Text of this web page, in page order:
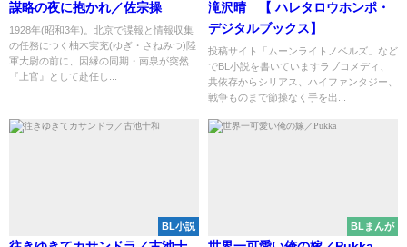
謀略の夜に抱かれ／佐宗操
1928年(昭和3年)。北京で諜報と情報収集
の任務につく柚木実充(ゆぎ・さねみつ)陸
軍大尉の前に、因縁の同期・南泉が突然
『上官』として赴任し...
滝沢晴 【 ハレタロウホンポ・
デジタルブックス】
投稿サイト「ムーンライトノベルズ」など
でBL小説を書いていますラブコメディ、
共依存からシリアス、ハイファンタジー、
戦争ものまで節操なく手を出...
BL小説 BLまんが